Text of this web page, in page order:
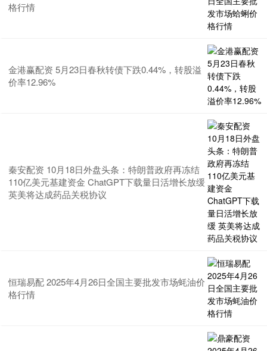
格行情
金港赢配资 5月23日春秋转债下跌0.44%，转股溢
价率12.96%
秦安配资 10月18日外盘头条：特朗普政府再冻结
110亿美元基建资金 ChatGPT下载量日活增长放缓
英美将达成药品关税协议
恒瑞易配 2025年4月26日全国主要批发市场蚝油价
格行情